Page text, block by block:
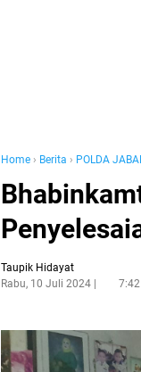
Home › Berita › POLDA
Taupik Hidayat
Rabu, 10 Juli 2024